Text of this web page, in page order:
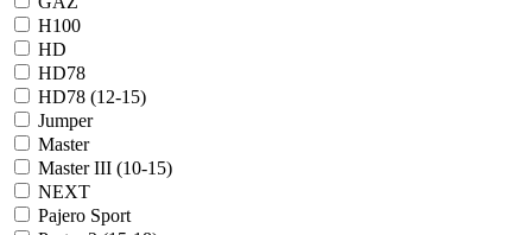
H100
HD
HD78
HD78 (12-15)
Jumper
Master
Master III (10-15)
NEXT
Pajero Sport